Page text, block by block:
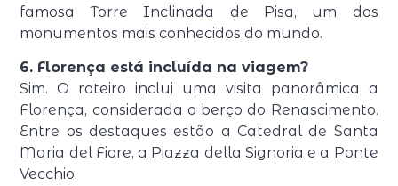
famosa Torre Inclinada de Pisa, um dos
monumentos mais conhecidos do mundo.
6. Florença está incluída na viagem?
Sim. O roteiro inclui uma visita panorâmica a
Florença, considerada o berço do Renascimento.
Entre os destaques estão a Catedral de Santa
Maria del Fiore, a Piazza della Signoria e a Ponte
Vecchio.